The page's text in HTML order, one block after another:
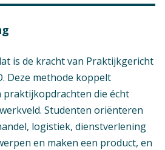
is de kracht van Praktijkgericht
Deze methode koppelt
die écht
Studenten oriënteren
logistiek, dienstverlening
en maken een product, en